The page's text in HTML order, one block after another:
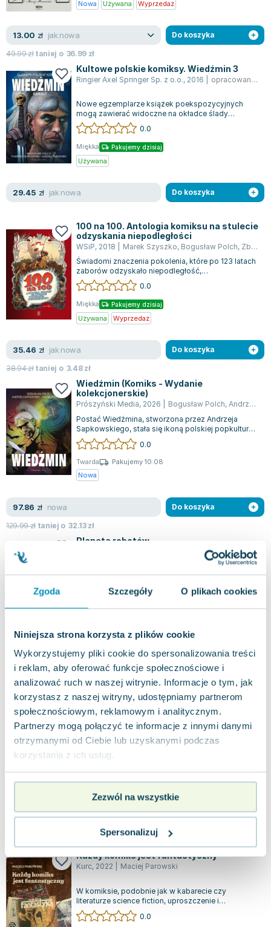
Zgoda Szczegóły O plikach cookies
Niniejsza strona korzysta z plików cookie
Wykorzystujemy pliki cookie do spersonalizowania treści
i reklam, aby oferować funkcje społecznościowe i
analizować ruch w naszej witrynie. Informacje o tym, jak
korzystasz z naszej witryny, udostępniamy partnerom
społecznościowym, reklamowym i analitycznym.
Partnerzy mogą połączyć te informacje z innymi danymi
otrzymanymi od Ciebie lub uzyskanymi podczas
korzystania z ich usług.
Zezwól na wszystkie
Spersonalizuj
Lorraine Warren
Lucinda Riley
Jacek Walkiewicz
Nowa Używana Wyprzedaż
13.00 zł jak nowa
49.99złtaniej o 36.99 zł
Do koszyka
Kultowe polskie komiksy. Wiedźmin 3
Ringier Axel Springer Sp. z o.o., 2016 opracowanie zbiorowe
Nowe egzemplarze książek poekspozycyjnych
mogą zawierać widoczne na okładce ślady
użytkowania z księgarni. Wśród takich pozycji zn...
0.0
Miękka Pakujemy dzisiaj
Używana
29.45 zł jak nowa Do koszyka
100 na 100. Antologia komiksu na stulecie
odzyskania niepodległości
WSiP, 2018 Marek Szyszko, Bogusław Polch, Zbigniew Kasprzak
Świadomi znaczenia pokolenia, które po 123 latach
zaborów odzyskało niepodległość,
postanowiliśmy uczcić to wydarzenie w sposób
wy...
0.0
Miękka Pakujemy dzisiaj
Używana Wyprzedaż
35.46 zł jak nowa
38.94złtaniej o 3.48zł
Do koszyka
Wiedźmin (Komiks - Wydanie
kolekcjonerskie)
Prószyński Media, 2026 Bogusław Polch, Andrzej Sapkowski
Postać Wiedźmina, stworzona przez Andrzeja
Sapkowskiego, stała się ikoną polskiej popkultury i
rzeczywiście przedstawiać jej nie t...
0.0
Twarda
Pakujemy 10.08
Nowa
97.86 zł nowa
129.99zł taniej o32.13zł
Do koszyka
Planeta robotów
Jacek Skrzydlewski
Tajemnicza epidemia sieje spustoszenie, a
zadaniem profesora Le Djaza i jego zespołu jest
odnalezienie jej przyczyny oraz odkrycie...
Nowa Używana
19.18zł dobry
49.90złtaniej o30.72zł
Do koszyka
Wasz cyrk, moje małpy. Chronologiczny
alfabet moich autorów. Tom 2
Sine Qua Non 2019
Maciej Parowski
Maciej Parowski był jednym z pionierów w
dziedzinie kultury popularnej w Polsce. Jako
wizjoner i redaktor, z pasją bronił wartości...
nowa
Każdy komiks jest fantastyczny
Kurc, 2022 Maciej Parowski
W komiksie, podobnie jak w kabarecie czy
literaturze science fiction, uproszczenie i
wyrazistość stają się kluczowymi elementami,...
0.0